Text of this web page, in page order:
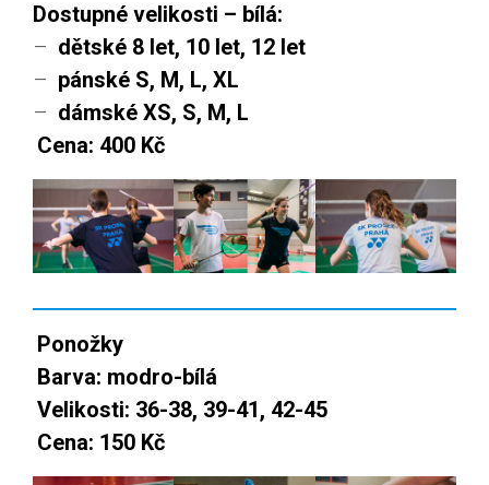
Dostupné velikosti – bílá:
– dětské 8 let, 10 let, 12 let
– pánské S, M, L, XL
– dámské XS, S, M, L
Cena: 400 Kč
Ponožky
Barva: modro-bílá
Velikosti: 36-38, 39-41, 42-45
Cena: 150 Kč